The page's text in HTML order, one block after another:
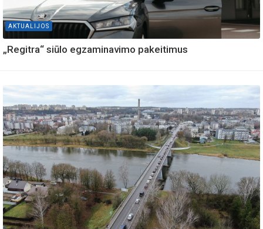
AKTUALIJOS
„Regitra“ siūlo egzaminavimo pakeitimus